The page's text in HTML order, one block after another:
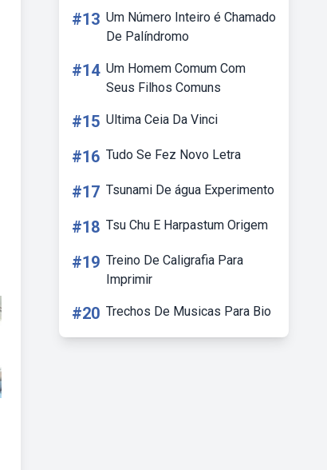
#13 Um Número Inteiro é Chamado
De Palíndromo
#14 Um Homem Comum Com
Seus Filhos Comuns
#15 Ultima Ceia Da Vinci
#16 Tudo Se Fez Novo Letra
#17 Tsunami De água Experimento
#18 Tsu Chu E Harpastum Origem
#19 Treino De Caligrafia Para
Imprimir
#20 Trechos De Musicas Para Bio